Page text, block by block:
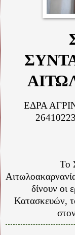
ΕΔΡΑ
Το
δίνουν οι
Κατασκευών,